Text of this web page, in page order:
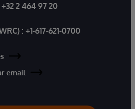
+32 2 464 97 20
: +1-617-621-0700
email